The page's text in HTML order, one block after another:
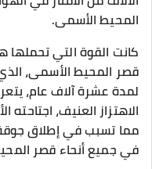
المحيط الأسمى.
كانت القوة التي
قصر المحيط الأسمى،
لمدة عشرة آلاف عام،
الاهتزاز العنيف، اجتاحته
مما تسبب في إطلاق
في جميع أنحاء قصر